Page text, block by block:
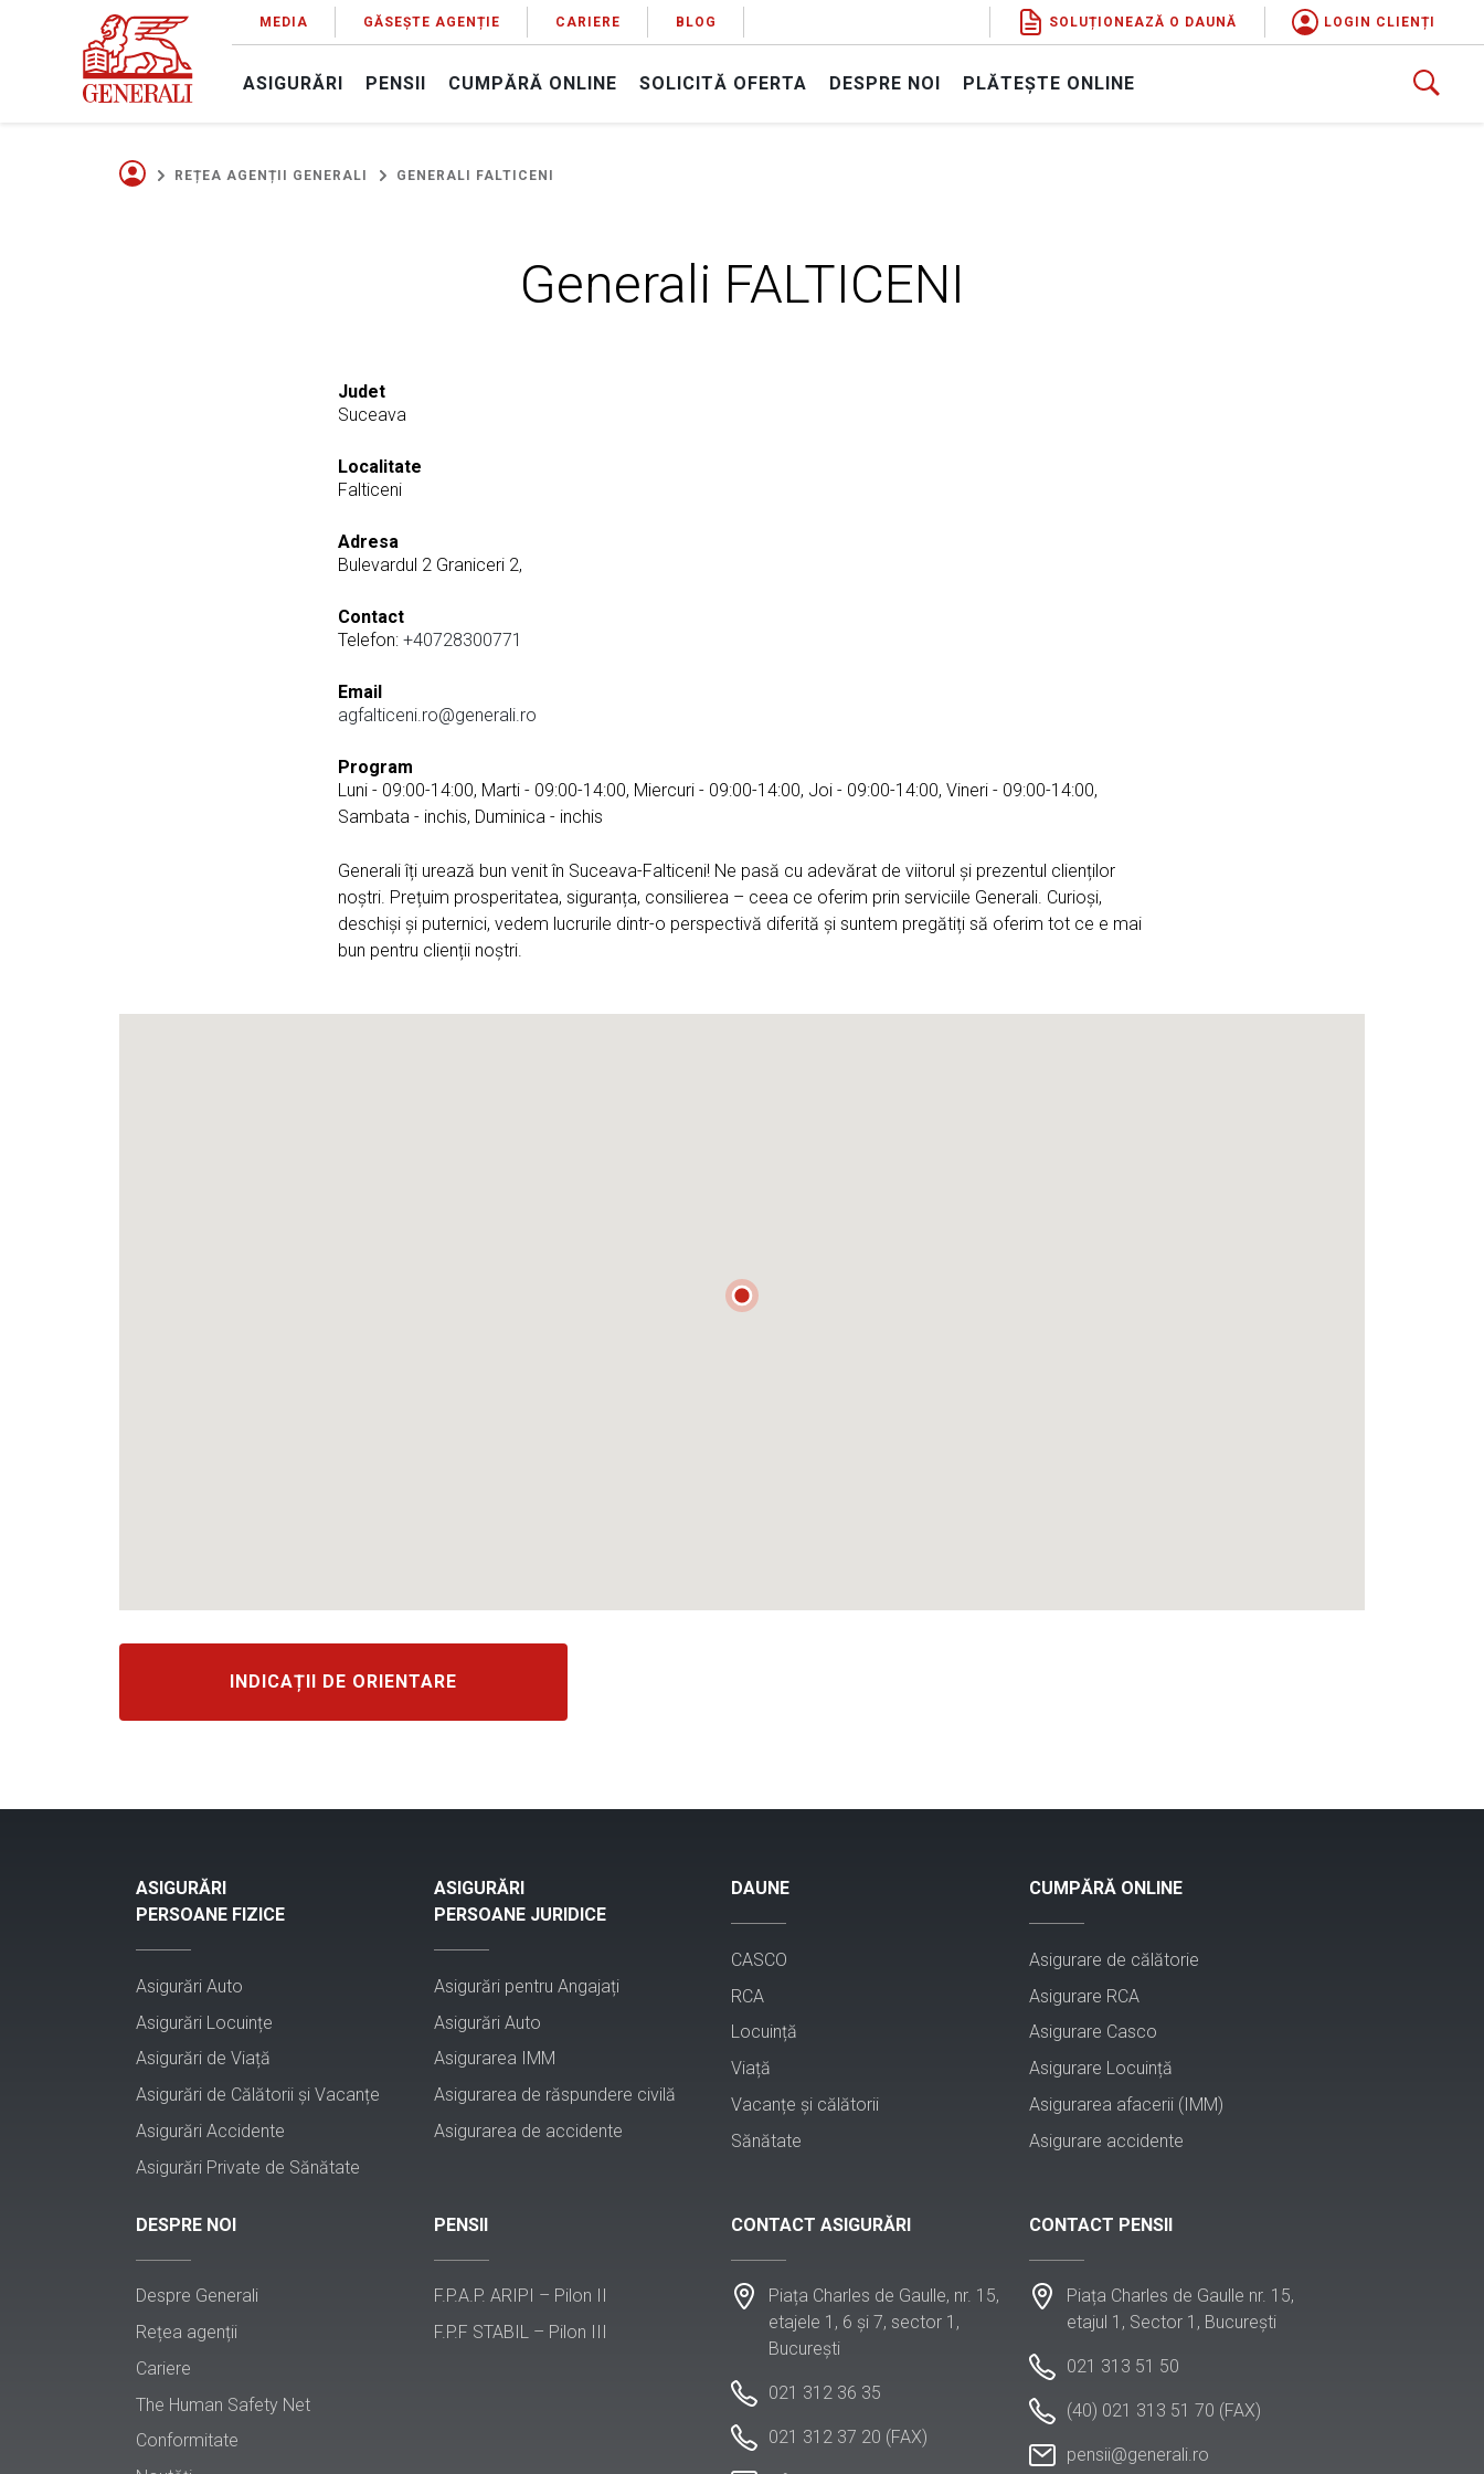
MEDIA GĂSEȘTE AGENȚIE CARIERE BLOG SOLUȚIONEAZĂ O DAUNĂ LOGIN CLIENȚI
ASIGURĂRI PENSII CUMPĂRĂ ONLINE SOLICITĂ OFERTA DESPRE NOI PLĂTEȘTE ONLINE
REȚEA AGENȚII GENERALI GENERALI FALTICENI
Generali FALTICENI
Judet
Suceava
Localitate
Falticeni
Adresa
Bulevardul 2 Graniceri 2,
Contact
Telefon: +40728300771
Email
agfalticeni.ro@generali.ro
Program
Luni - 09:00-14:00, Marti - 09:00-14:00, Miercuri - 09:00-14:00, Joi - 09:00-14:00, Vineri - 09:00-14:00,
Sambata - inchis, Duminica - inchis
Generali îți urează bun venit în Suceava-Falticeni! Ne pasă cu adevărat de viitorul și prezentul clienților
noștri. Prețuim prosperitatea, siguranța, consilierea – ceea ce oferim prin serviciile Generali. Curioși,
deschiși și puternici, vedem lucrurile dintr-o perspectivă diferită și suntem pregătiți să oferim tot ce e mai
bun pentru clienții noștri.
INDICAȚII DE ORIENTARE
ASIGURĂRI
PERSOANE FIZICE
Asigurări Auto
Asigurări Locuințe
Asigurări de Viață
Asigurări de Călătorii și Vacanțe
Asigurări Accidente
Asigurări Private de Sănătate
ASIGURĂRI
PERSOANE JURIDICE
Asigurări pentru Angajați
Asigurări Auto
Asigurarea IMM
Asigurarea de răspundere civilă
Asigurarea de accidente
DAUNE
CASCO
RCA
Locuință
Viață
Vacanțe și călătorii
Sănătate
CUMPĂRĂ ONLINE
Asigurare de călătorie
Asigurare RCA
Asigurare Casco
Asigurare Locuință
Asigurarea afacerii (IMM)
Asigurare accidente
DESPRE NOI
Despre Generali
Rețea agenții
Cariere
The Human Safety Net
Conformitate
PENSII
F.P.A.P. ARIPI – Pilon II
F.P.F STABIL – Pilon III
CONTACT ASIGURĂRI
Piața Charles de Gaulle, nr. 15,
etajele 1, 6 și 7, sector 1,
București
021 312 36 35
021 312 37 20 (FAX)
CONTACT PENSII
Piața Charles de Gaulle nr. 15,
etajul 1, Sector 1, București
021 313 51 50
(40) 021 313 51 70 (FAX)
pensii@generali.ro